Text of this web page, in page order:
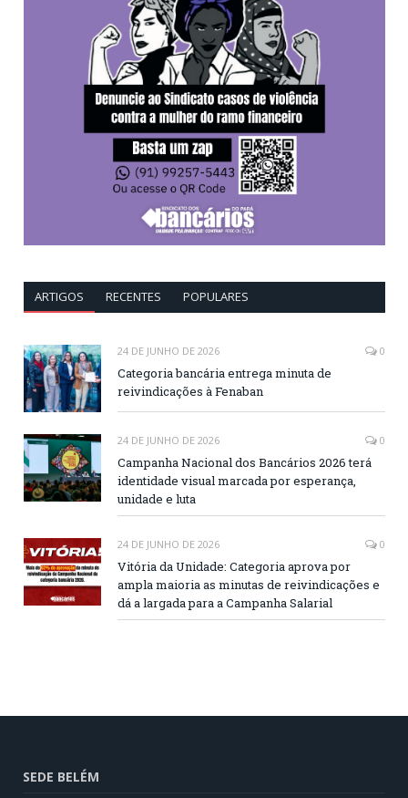
ARTIGOS RECENTES POPULARES
24 DE JUNHO DE 2026 0
Categoria bancária entrega minuta de
reivindicações à Fenaban
24 DE JUNHO DE 2026 0
Campanha Nacional dos Bancários 2026 terá
identidade visual marcada por esperança,
unidade e luta
24 DE JUNHO DE 2026 0
Vitória da Unidade: Categoria aprova por
ampla maioria as minutas de reivindicações e
dá a largada para a Campanha Salarial
SEDE BELÉM